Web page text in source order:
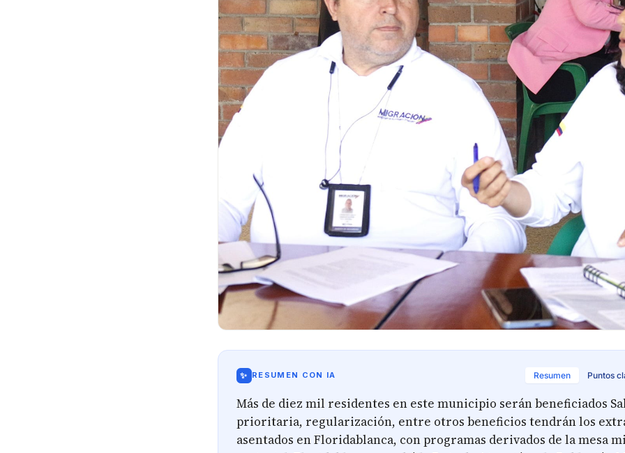
✨ RESUMEN CON IA Resumen Puntos
Más de diez mil residentes en este municipio serán beneficiados
prioritaria, regularización, entre otros beneficios tendrán los
asentados en Floridablanca, con programas derivados de la mesa